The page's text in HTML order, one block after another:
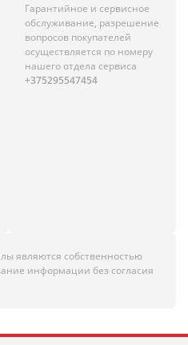
Гарантийное и сервисное
обслуживание, разрешение
вопросов покупателей
осуществляется по номеру
нашего отдела сервиса
+375295547454
являются собственностью
информации без согласия